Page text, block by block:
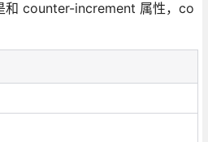
和 counter-increment 属性，co